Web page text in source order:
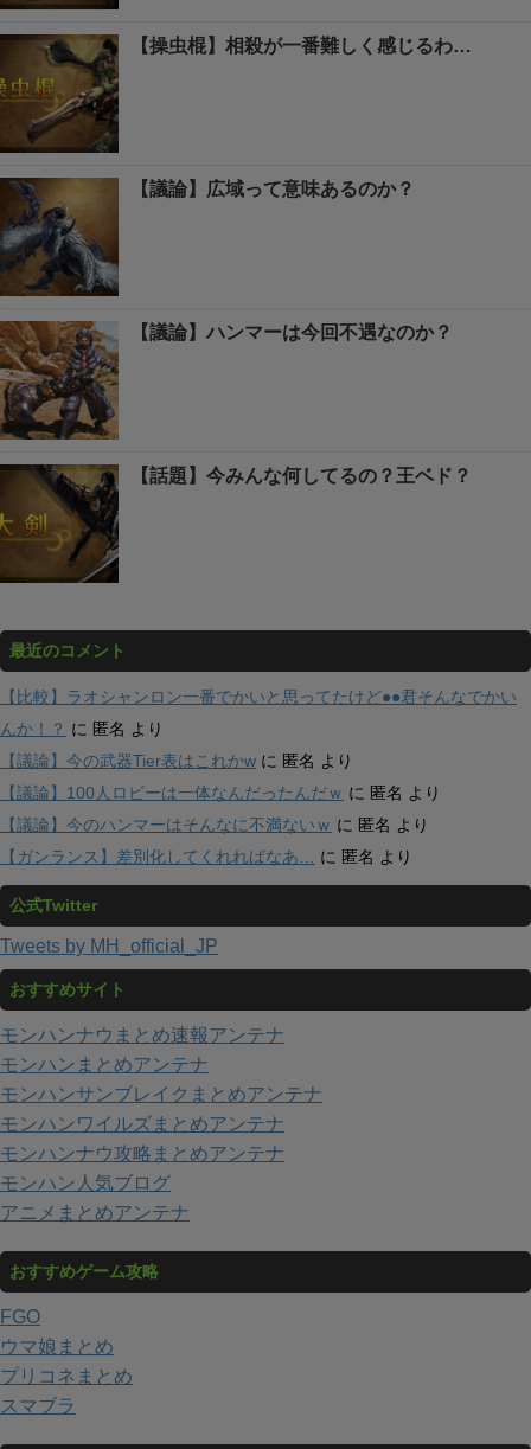
【操虫棍】相殺が一番難しく感じるわ…
【議論】広域って意味あるのか？
【議論】ハンマーは今回不遇なのか？
【話題】今みんな何してるの？王ベド？
最近のコメント
【比較】ラオシャンロン一番でかいと思ってたけど●●君そんなでかい
んか！？ に 匿名 より
【議論】今の武器Tier表はこれかw に 匿名 より
【議論】100人ロビーは一体なんだったんだｗ に 匿名 より
【議論】今のハンマーはそんなに不満ないｗ に 匿名 より
【ガンランス】差別化してくれればなあ…
に 匿名 より
公式Twitter
Tweets by MH_official_JP
おすすめサイト
モンハンナウまとめ速報アンテナ
モンハンまとめアンテナ
モンハンサンブレイクまとめアンテナ
モンハンワイルズまとめアンテナ
モンハンナウ攻略まとめアンテナ
モンハン人気ブログ
アニメまとめアンテナ
おすすめゲーム攻略
FGO
ウマ娘まとめ
プリコネまとめ
スマブラ